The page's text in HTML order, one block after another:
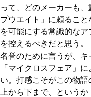
って、どのメーカーも
プウエイト」に頼るこ
を可能にする常識的な
を控えるべきだと思う。
名誉のために言うが、
「マイクロスフェア」
い。打感こそがこの物語
上から下まで、という